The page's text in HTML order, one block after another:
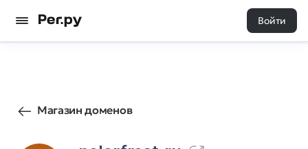
Войти
Магазин доменов
1 0